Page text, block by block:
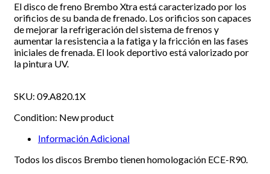
El disco de freno Brembo Xtra está caracterizado por los
orificios de su banda de frenado. Los orificios son capaces
de mejorar la refrigeración del sistema de frenos y
aumentar la resistencia a la fatiga y la fricción en las fases
iniciales de frenada. El look deportivo está valorizado por
la pintura UV.
SKU: 09.A820.1X
Condition: New product
Información Adicional
Todos los discos Brembo tienen homologación ECE-R90.